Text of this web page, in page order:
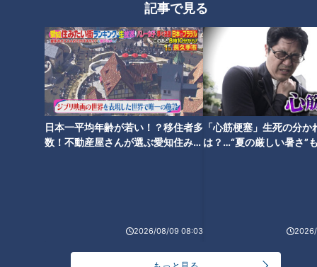
記事で見る
日本一平均年齢が若い！？移住者多
数！不動産屋さんが選ぶ愛知住みた
2026/08/09 08:03
「心筋梗塞」生死の分か
は？…“夏の厳しい暑さ”
RANKING
24時間 週間 月間